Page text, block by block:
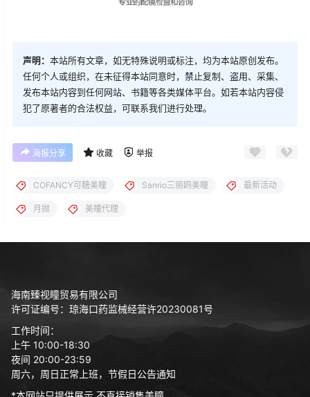
声明： 本站所有文章，如无特殊说明或标注，均为本站原创发布。
任何个人或组织，在未征得本站同意时，禁止复制、盗用、采集、
发布本站内容到任何网站、书籍等各类媒体平台。如若本站内容侵
犯了原著者的合法权益，可联系我们进行处理。
海报分享 收藏 举报
COFANCY可糖美瞳 Sanrio三丽鸥美瞳 最新活动
月抛 美瞳代理
海南臻视瞳贸易有限公司
许可证编号：琼海口药监械经营许20230081号
工作时间：
上午 10:00-18:30
夜间 20:00-23:59
周六，周日正常上班，节假日公告通知